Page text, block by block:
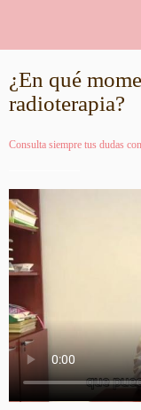
¿En qué
radioterapia?
Consulta siempre tus dudas